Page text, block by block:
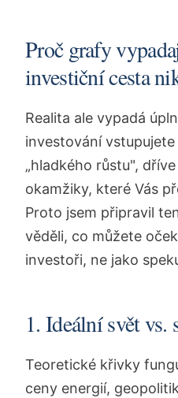
Proč grafy
investiční cesta
Realita ale vypadá
investování
„hladkého růstu",
okamžiky, které Vás
Proto jsem připravil
věděli, co můžete
investoři, ne jako
1. Ideální svět vs.
Teoretické křivky
ceny energií,